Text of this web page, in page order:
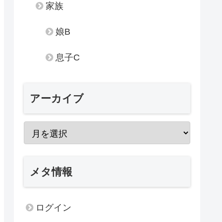
家族
娘B
息子C
アーカイブ
メタ情報
ログイン